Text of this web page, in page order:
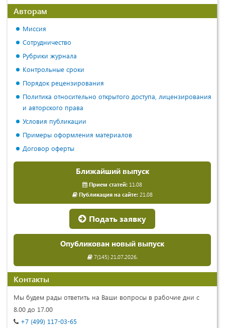
Авторам
Миссия
Сотрудничество
Рубрики журнала
Контрольные сроки
Порядок рецензирования
Политика относительно открытого доступа, лицензирования
и авторского права
Условия публикации
Примеры оформления материалов
Договор оферты
Ближайший выпуск
Прием статей: 11.08
Публикация на сайте:21.08
Подать заявку
Опубликован новый выпуск
7(145) 21.07.2026.
Контакты
Мы будем рады ответить на Ваши вопросы в рабочие дни с
8.00 до 17.00
+7 (499) 117-03-65